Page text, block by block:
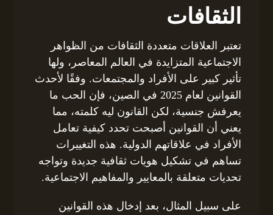
الثقافات
تعتبر العلاقات متعددة الثقافات من الظواهر
الاجتماعية المتزايدة في العالم المعاصر، ولها
تأثير كبير على الأفراد والمجتمعات. وفقًا لأحدث
القوانين لعام 2025 في الصين، فإن الحب ما
يعرفش جنسية، لكن القانون ليه كلمته، مما
يعني أن القوانين أصبحت تحدد كيفية تعامل
الأفراد في علاقاتهم الدولية. هذه التغييرات
تساهم في تشكيل هويات ثقافية جديدة وتواجه
تحديات متعلقة بالمعايير والمفاهيم الاجتماعية.
على سبيل المثال، بعد إدخال هذه القوانين